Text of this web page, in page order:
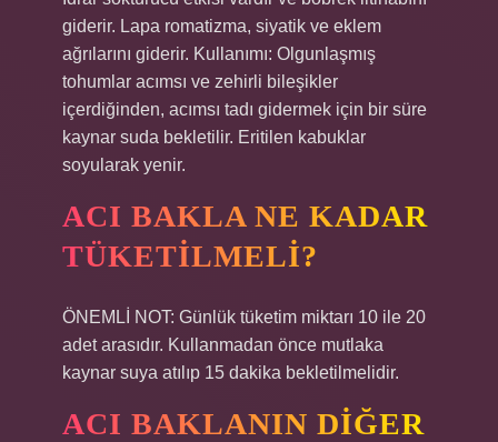
giderir. Lapa romatizma, siyatik ve eklem
ağrılarını giderir. Kullanımı: Olgunlaşmış
tohumlar acımsı ve zehirli bileşikler
içerdiğinden, acımsı tadı gidermek için bir süre
kaynar suda bekletilir. Eritilen kabuklar
soyularak yenir.
ACI BAKLA NE KADAR
TÜKETILMELI?
ÖNEMLİ NOT: Günlük tüketim miktarı 10 ile 20
adet arasıdır. Kullanmadan önce mutlaka
kaynar suya atılıp 15 dakika bekletilmelidir.
ACI BAKLANIN DIĞER